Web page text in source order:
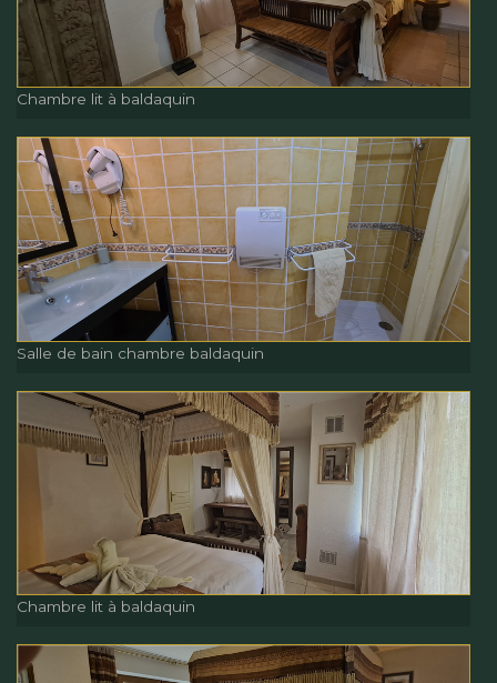
baldaquin
Chambre lit à baldaquin
Chambre lit à baldaquin
Salle de bain chambre baldaquin
Salle de bain chambre
baldaquin
Chambre lit à baldaquin